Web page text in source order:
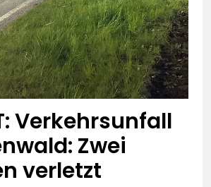
Verkehrsunfall
Zwei
verletzt